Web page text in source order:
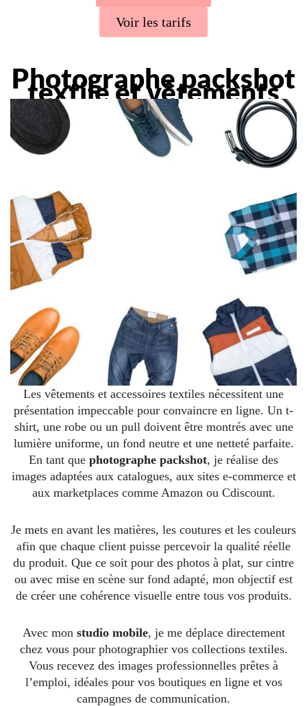
Voir les tarifs
Photographe packshot
textile et vêtements
Les vêtements et accessoires textiles nécessitent une
présentation impeccable pour convaincre en ligne. Un t-
shirt, une robe ou un pull doivent être montrés avec une
lumière uniforme, un fond neutre et une netteté parfaite.
En tant que photographe packshot, je réalise des
images adaptées aux catalogues, aux sites e-commerce et
aux marketplaces comme Amazon ou Cdiscount.
Je mets en avant les matières, les coutures et les couleurs
afin que chaque client puisse percevoir la qualité réelle
du produit. Que ce soit pour des photos à plat, sur cintre
ou avec mise en scène sur fond adapté, mon objectif est
de créer une cohérence visuelle entre tous vos produits.
Avec mon studio mobile, je me déplace directement
chez vous pour photographier vos collections textiles.
Vous recevez des images professionnelles prêtes à
l’emploi, idéales pour vos boutiques en ligne et vos
campagnes de communication.